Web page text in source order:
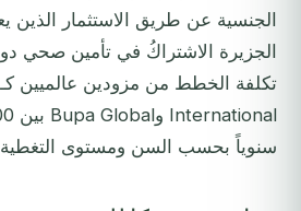
الجنسية عن طريق الاستثمار الذين
الجزيرة الاشتراكُ في تأمين صحي
سنوياً بحسب السن ومستوى